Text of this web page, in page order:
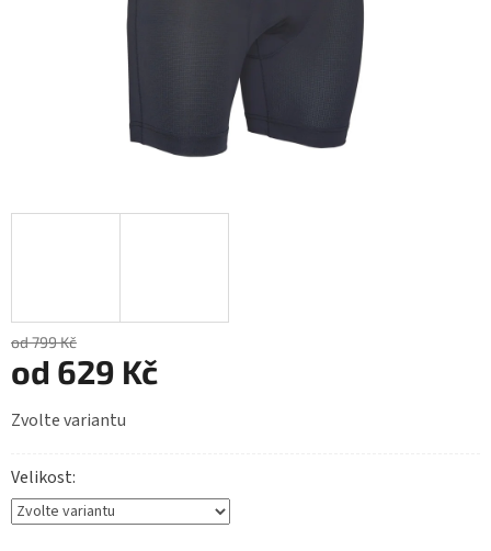
od 799 Kč
od 629 Kč
cena:
Zvolte variantu
Velikost